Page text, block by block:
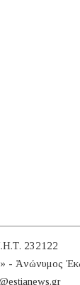
232122
- Ἀνώνυμος